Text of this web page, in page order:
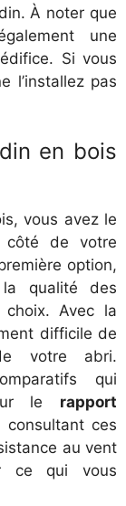
À noter que
une
Si vous
l’installez pas
en bois
vous avez le
de votre
option,
la qualité des
Avec la
difficile de
votre abri.
qui
le rapport
ces
au vent
ce qui vous